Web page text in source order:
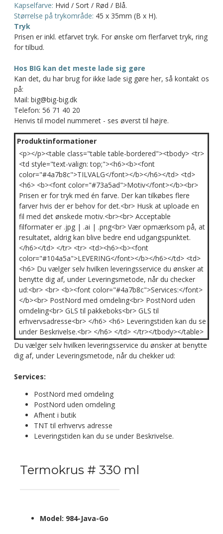
Kapselfarve: Hvid / Sort / Rød / Blå.
Størrelse på trykområde: 45 x 35mm (B x H).
Tryk
Prisen er inkl. etfarvet tryk. For ønske om flerfarvet tryk, ring
for tilbud.
Hos BIG kan det meste lade sig gøre
Kan det, du har brug for ikke lade sig gøre her, så kontakt os
på:
Mail: big@big-big.dk
Telefon: 56 71 40 20
Henvis til model nummeret - ses øverst til højre.
Produktinformationer
<p></p><table class="table table-bordered"><tbody> <tr>
<td style="text-valign: top;"><h6><b><font
color="#4a7b8c">TILVALG</font></b></h6></td> <td>
<h6> <b><font color="#73a5ad">Motiv</font></b><br>
Prisen er for tryk med én farve. Der kan tilkøbes flere
farver hvis der er behov for det.<br> Husk at uploade en
fil med det ønskede motiv.<br><br> Acceptable
filformater er .jpg | .ai | .png<br> Vær opmærksom på, at
resultatet, aldrig kan blive bedre end udgangspunktet.
</h6></td> </tr> <tr> <td><h6><b><font
color="#104a5a">LEVERING</font></b></h6></td> <td>
<h6> Du vælger selv hvilken leveringsservice du ønsker at
benytte dig af, under Leveringsmetode, når du checker
ud:<br> <br> <b><font color="#4a7b8c">Services:</font>
</b><br> PostNord med omdeling<br> PostNord uden
omdeling<br> GLS til pakkeboks<br> GLS til
erhvervsadresse<br> </h6> <h6> Leveringstiden kan du se
under Beskrivelse.<br> </h6> </td> </tr></tbody></table>
Du vælger selv hvilken leveringsservice du ønsker at benytte
dig af, under Leveringsmetode, når du chekker ud:
Services:
PostNord med omdeling
PostNord uden omdeling
Afhent i butik
TNT til erhvervs adresse
Leveringstiden kan du se under Beskrivelse.
Termokrus # 330 ml
Model: 984-Java-Go